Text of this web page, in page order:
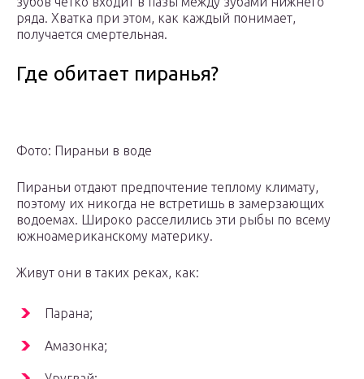
ряда. Хватка при этом, как каждый понимает,
получается смертельная.
Где обитает пиранья?
Фото: Пираньи в воде
Пираньи отдают предпочтение теплому климату,
поэтому их никогда не встретишь в замерзающих
водоемах. Широко расселились эти рыбы по всему
южноамериканскому материку.
Живут они в таких реках, как:
Парана;
Амазонка;